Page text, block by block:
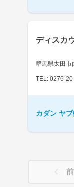
ディスカ
群馬県太田市
TEL: 0276-
カダン ヤ